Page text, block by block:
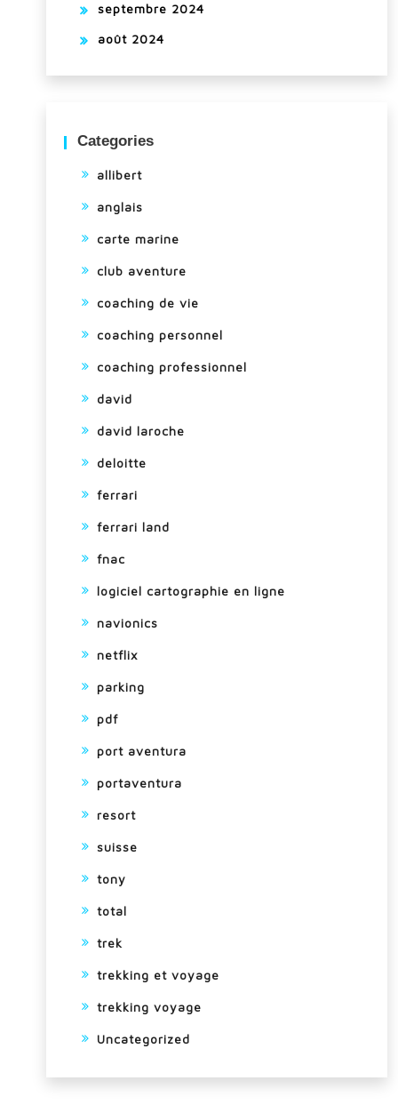
septembre 2024
août 2024
Categories
allibert
anglais
carte marine
club aventure
coaching de vie
coaching personnel
coaching professionnel
david
david laroche
deloitte
ferrari
ferrari land
fnac
logiciel cartographie en ligne
navionics
netflix
parking
pdf
port aventura
portaventura
resort
suisse
tony
total
trek
trekking et voyage
trekking voyage
Uncategorized